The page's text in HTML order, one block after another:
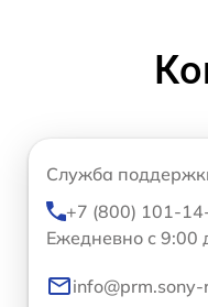
Служба
+7 (800) 101-
Ежедневно с 9:00